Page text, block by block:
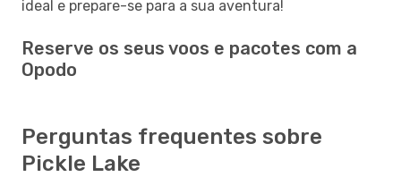
ideal e prepare-se para a sua aventura!
Reserve os seus voos e pacotes com a
Opodo
Perguntas frequentes sobre
Pickle Lake